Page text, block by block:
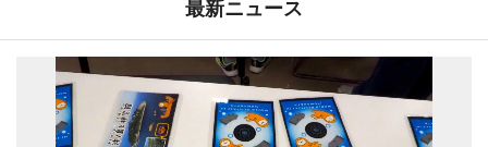
最新ニュース